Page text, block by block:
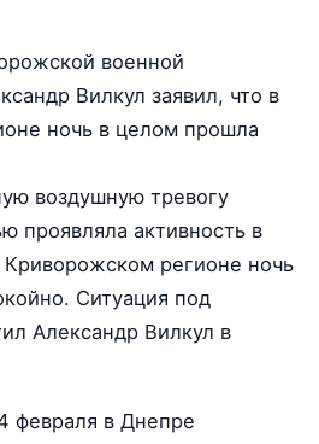
военной
Вилкул заявил, что в
ночь в целом прошла
воздушную тревогу
проявляла активность в
регионе ночь
Ситуация под
Александр Вилкул в
февраля в Днепре